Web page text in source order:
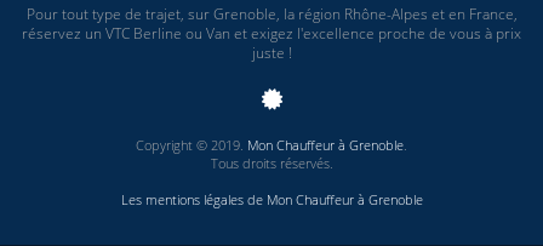
Pour tout type de trajet, sur Grenoble, la région Rhône-Alpes et en France,
réservez un VTC Berline ou Van et exigez l'excellence proche de vous à prix
juste !
Copyright © 2019. Mon Chauffeur à Grenoble.
Tous droits réservés.
Les mentions légales de Mon Chauffeur à Grenoble